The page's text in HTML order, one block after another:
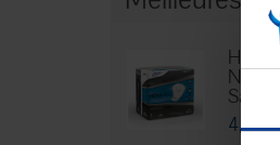
4,76 €